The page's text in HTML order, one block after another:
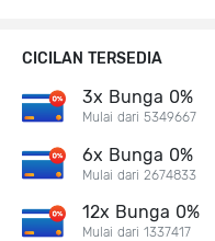
CICILAN TERSEDIA
3x Bunga 0%
Mulai dari 5349667
6x Bunga 0%
Mulai dari 2674833
12x Bunga 0%
Mulai dari 1337417